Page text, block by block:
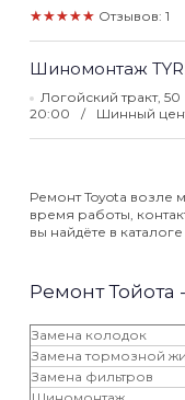
★★★★★ Отзывов: 1
Шиномонтаж
Логойский тракт, 50
20:00
Шинный
Ремонт Toyota возле
время работы,
вы найдёте в каталоге
Ремонт Тойота
Замена колодок
Замена тормозной
Замена фильтров